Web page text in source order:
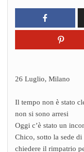
26 Luglio, Milano
Il tempo non è stato
non si sono arresi
Oggi c’è stato un
Chico, sotto la sede
chiedere il rimpatrio